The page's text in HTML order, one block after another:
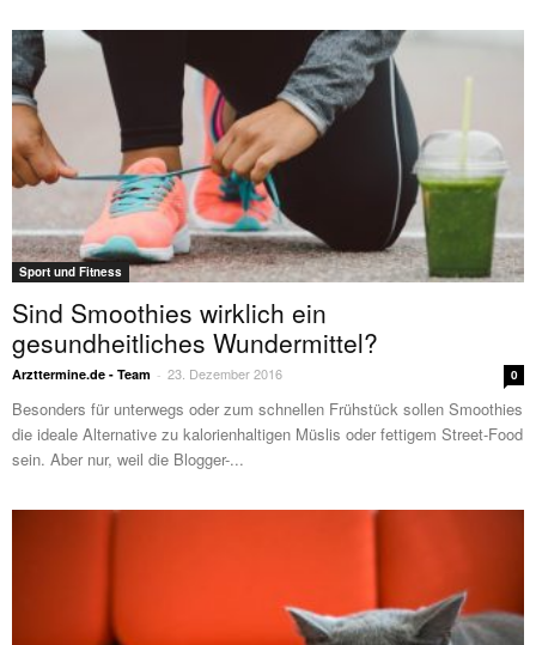
Sport und Fitness
Sind Smoothies wirklich ein
gesundheitliches Wundermittel?
Arzttermine.de - Team - 23. Dezember 2016 0
Besonders für unterwegs oder zum schnellen Frühstück sollen Smoothies
die ideale Alternative zu kalorienhaltigen Müslis oder fettigem Street-Food
sein. Aber nur, weil die Blogger-...